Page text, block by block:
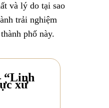
và lý do tại sao
trải nghiệm
phố này.
“Linh
xứ